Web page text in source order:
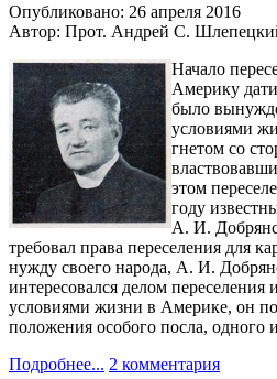
Опубликовано: 26 апреля 2016
Автор: Прот. Андрей С.
Начало
Америку
было
условиями
гнетом со
этом
году
А. И.
требовал права переселения для
нужду своего народа, А. И.
интересовался делом переселения
условиями жизни в Америке, он
положения особого посла, одного
Подробнее... 2 комментария